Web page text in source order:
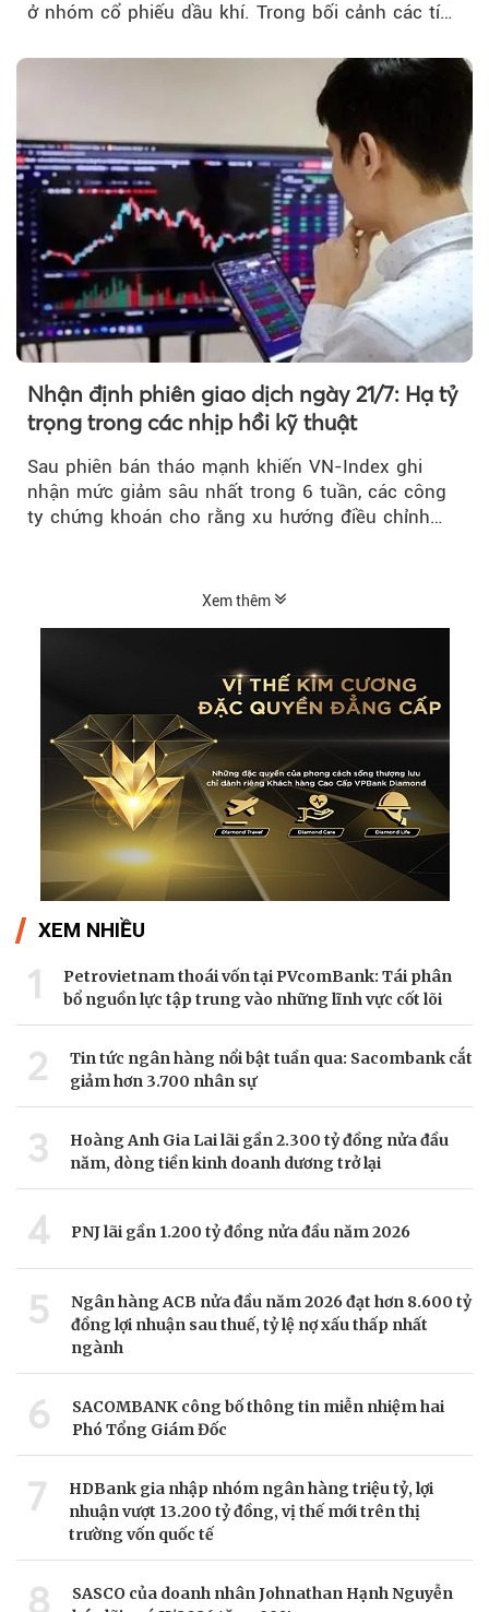
ở nhóm cổ phiếu dầu khí. Trong bối cảnh các tín
Nhận định phiên giao dịch ngày 21/7: Hạ tỷ
trọng trong các nhịp hồi kỹ thuật
Sau phiên bán tháo mạnh khiến VN-Index ghi
nhận mức giảm sâu nhất trong 6 tuần, các công
ty chứng khoán cho rằng xu hướng điều chỉnh
Xem thêm
XEM NHIỀU
1
Petrovietnam thoái vốn tại PVcomBank: Tái phân
bổ nguồn lực tập trung vào những lĩnh vực cốt lõi
2
Tin tức ngân hàng nổi bật tuần qua: Sacombank cắt
giảm hơn 3.700 nhân sự
3
Hoàng Anh Gia Lai lãi gần 2.300 tỷ đồng nửa đầu
năm, dòng tiền kinh doanh dương trở lại
4 PNJ lãi gần 1.200 tỷ đồng nửa đầu năm 2026
5
Ngân hàng ACB nửa đầu năm 2026 đạt hơn 8.600 tỷ
đồng lợi nhuận sau thuế, tỷ lệ nợ xấu thấp nhất
ngành
6
SACOMBANK công bố thông tin miễn nhiệm hai
Phó Tổng Giám Đốc
7
HDBank gia nhập nhóm ngân hàng triệu tỷ, lợi
nhuận vượt 13.200 tỷ đồng, vị thế mới trên thị
trường vốn quốc tế
8
SASCO của doanh nhân Johnathan Hạnh Nguyễn